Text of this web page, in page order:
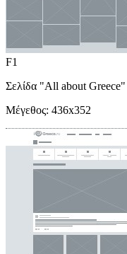
F1
Σελίδα "All about Greece"
Μέγεθος: 436x352